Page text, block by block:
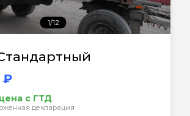
1/12
₽
с ГТД
декларация